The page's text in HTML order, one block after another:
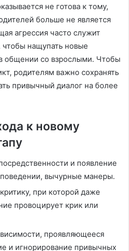
не готова к тому,
больше не является
агрессия часто служит
чтобы нащупать новые
общении со взрослыми. Чтобы
родителям важно сохранять
привычный диалог на более
к новому
и появление
поведении, вычурные манеры.
при которой даже
провоцирует крик или
проявляющееся
и игнорирование привычных